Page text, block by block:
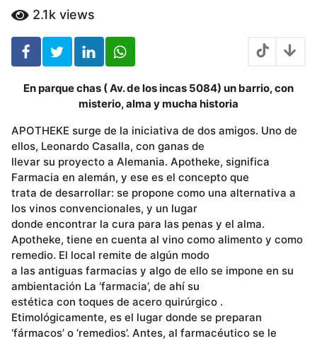
o
s
2.1k views
En parque chas ( Av. de los incas 5084) un barrio, con
misterio, alma y mucha historia
APOTHEKE surge de la iniciativa de dos amigos. Uno de
ellos, Leonardo Casalla, con ganas de
llevar su proyecto a Alemania. Apotheke, significa
Farmacia en alemán, y ese es el concepto que
trata de desarrollar: se propone como una alternativa a
los vinos convencionales, y un lugar
donde encontrar la cura para las penas y el alma.
Apotheke, tiene en cuenta al vino como alimento y como
remedio. El local remite de algún modo
a las antiguas farmacias y algo de ello se impone en su
ambientación La ‘farmacia’, de ahí su
estética con toques de acero quirúrgico .
Etimológicamente, es el lugar donde se preparan
‘fármacos’ o ‘remedios’. Antes, al farmacéutico se le